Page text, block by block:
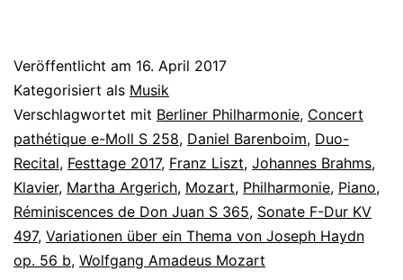
Veröffentlicht am 16. April 2017
Kategorisiert als Musik
Verschlagwortet mit Berliner Philharmonie, Concert
pathétique e-Moll S 258, Daniel Barenboim, Duo-
Recital, Festtage 2017, Franz Liszt, Johannes Brahms,
Klavier, Martha Argerich, Mozart, Philharmonie, Piano,
Réminiscences de Don Juan S 365, Sonate F-Dur KV
497, Variationen über ein Thema von Joseph Haydn
op. 56 b, Wolfgang Amadeus Mozart